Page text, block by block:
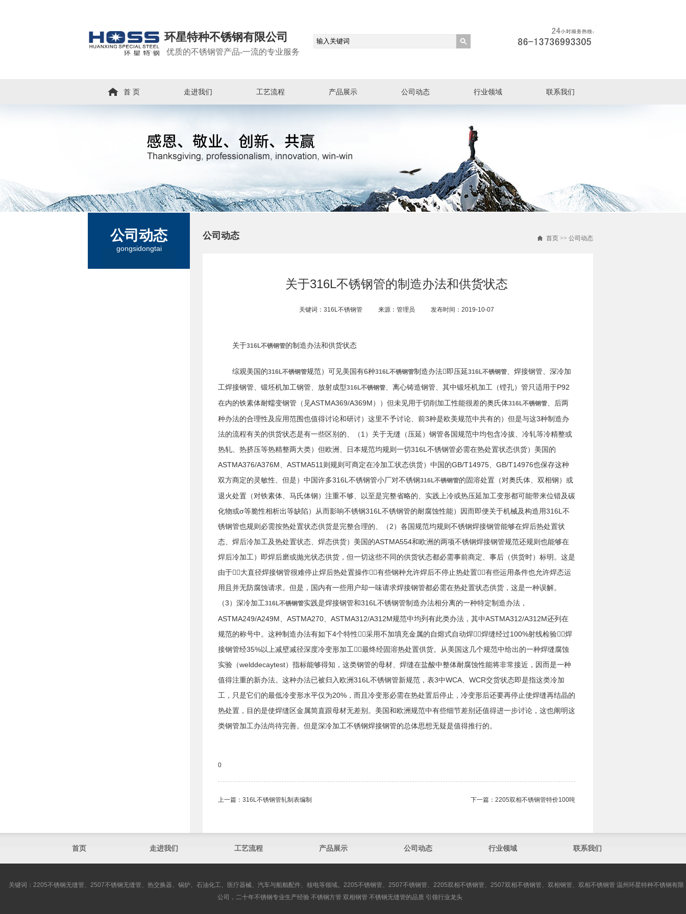
环星特种不锈钢有限公司
优质的不锈钢管产品-一流的专业服务
首 页 走进我们 工艺流程 产品展示 公司动态 行业领域 联系我们
公司动态
gongsidongtai
公司动态 首页 >> 公司动态
关于316L不锈钢管的制造办法和供货状态
关键词：316L不锈钢管 来源：管理员 发布时间：2019-10-07
关于316L不锈钢管的制造办法和供货状态
综观美国的316L不锈钢管规范）可见美国有6种316L不锈钢管制造办法即压延316L不锈钢管 、焊接钢管、深冷加
工焊接钢管、锻坯机加工钢管、放射成型316L不锈钢管 、离心铸造钢管、其中锻坯机加工（镗孔）管只适用于P92
在内的铁素体耐蠕变钢管（见ASTMA369/A369M））但未见用于切削加工性能很差的奥氏体316L不锈钢管 、后两
种办法的合理性及应用范围也值得讨论和研讨）这里不予讨论、前3种是欧美规范中共有的）但是与这3种制造办
法的流程有关的供货状态是有一些区别的、（1）关于无缝（压延）钢管各国规范中均包含冷拔、冷轧等冷精整或
热轧、热挤压等热精整两大类）但欧洲、日本规范均规则一切316L不锈钢管必需在热处置状态供货）美国的
ASTMA376/A376M、ASTMA511则规则可商定在冷加工状态供货）中国的GB/T14975、GB/T14976也保存这种
双方商定的灵敏性、但是）中国许多316L不锈钢管小厂对不锈钢316L不锈钢管的固溶处置（对奥氏体、双相钢）或
退火处置（对铁素体、马氏体钢）注重不够、以至是完整省略的、实践上冷或热压延加工变形都可能带来位错及碳
化物或σ等脆性相析出等缺陷）从而影响不锈钢316L不锈钢管的耐腐蚀性能）因而即便关于机械及构造用316L不
锈钢管也规则必需按热处置状态供货是完整合理的、（2）各国规范均规则不锈钢焊接钢管能够在焊后热处置状
态、焊后冷加工及热处置状态、焊态供货）美国的ASTMA554和欧洲的两项不锈钢焊接钢管规范还规则也能够在
焊后冷加工）即焊后磨或抛光状态供货，但一切这些不同的供货状态都必需事前商定、事后（供货时）标明。这是
由于①大直径焊接钢管很难停止焊后热处置操作②有些钢种允许焊后不停止热处置③有些运用条件也允许焊态运
用且并无防腐蚀请求。但是，国内有一些用户却一味请求焊接钢管都必需在热处置状态供货，这是一种误解。
（3）深冷加工316L不锈钢管实践是焊接钢管和316L不锈钢管制造办法相分离的一种特定制造办法，
ASTMA249/A249M、ASTMA270、ASTMA312/A312M规范中均列有此类办法，其中ASTMA312/A312M还列在
规范的称号中。这种制造办法有如下4个特性①采用不加填充金属的自熔式自动焊②焊缝经过100%射线检验③焊
接钢管经35%以上减壁减径深度冷变形加工④最终经固溶热处置供货。从美国这几个规范中给出的一种焊缝腐蚀
实验（welddecaytest）指标能够得知，这类钢管的母材、焊缝在盐酸中整体耐腐蚀性能将非常接近，因而是一种
值得注重的新办法。这种办法已被归入欧洲316L不锈钢管新规范，表3中WCA、WCR交货状态即是指这类冷加
工，只是它们的最低冷变形水平仅为20%，而且冷变形必需在热处置后停止，冷变形后还要再停止使焊缝再结晶的
热处置，目的是使焊缝区金属简直跟母材无差别。美国和欧洲规范中有些细节差别还值得进一步讨论，这也阐明这
类钢管加工办法尚待完善。但是深冷加工不锈钢焊接钢管的总体思想无疑是值得推行的。
0
上一篇： 316L不锈钢管轧制表编制 下一篇： 2205双相不锈钢管​特价100吨
首页 走进我们 工艺流程 产品展示 公司动态 行业领域 联系我们
关键词：2205不锈钢无缝管、2507不锈钢无缝管、热交换器、锅炉、石油化工、医疗器械、汽车与船舶配件、核电等领域。2205不锈钢管、2507不锈钢管、2205双相不锈钢管、2507双相不锈钢管、双相钢管、双相不锈钢管 温州环星特种不锈钢有限
公司，二十年不锈钢专业生产经验 不锈钢方管 双相钢管 不锈钢无缝管的品质 引领行业龙头